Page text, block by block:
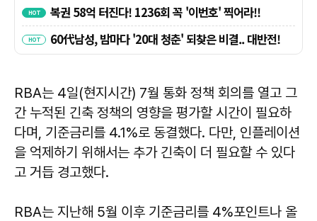
RBA는 4일(현지시간) 7월 통화 정책 회의를 열고 그
간 누적된 긴축 정책의 영향을 평가할 시간이 필요하
다며, 기준금리를 4.1%로 동결했다. 다만, 인플레이션
을 억제하기 위해서는 추가 긴축이 더 필요할 수 있다
고 거듭 경고했다.
RBA는 지난해 5월 이후 기준금리를 4%포인트나 올